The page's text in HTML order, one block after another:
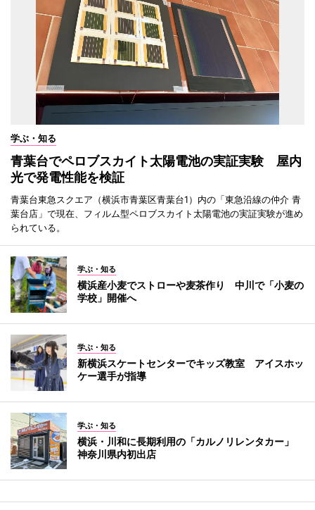
学ぶ・知る
青葉台でペロブスカイト太陽電池の実証実験 屋内
光で発電性能を検証
青葉台東急スクエア（横浜市青葉区青葉台1）内の「東急沿線の仲介 青
葉台店」で現在、フィルム型ペロブスカイト太陽電池の実証実験が進め
られている。
学ぶ・知る
横浜産小麦でストローや麦茶作り 中川で「小麦の
学校」開催へ
学ぶ・知る
新横浜スケートセンターでキッズ教室 アイスホッ
ケー選手が指導
学ぶ・知る
横浜・川和に長期利用の「カルノリレンタカー」
神奈川県内初出店